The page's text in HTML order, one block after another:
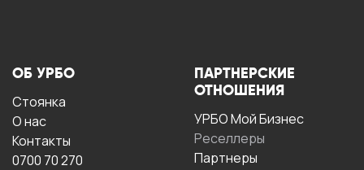
ОБ УРБО
Стоянка
О нас
Контакты
0700 70 270
ПАРТНЕРСКИЕ
ОТНОШЕНИЯ
УРБО Мой Бизнес
Реселлеры
Партнеры